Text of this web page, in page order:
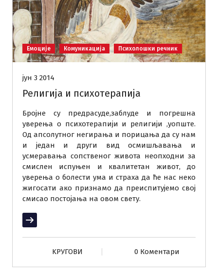
Емоције Комуникација Психолошки речник
јун 3 2014
Религија и психотерапија
Бројне су предрасуде,заблуде и погрешна
уверења о психотерапији и религији ,уопште.
Од апсолутног негирања и порицања да су нам
и један и други вид осмишљавања и
усмеравања сопственог живота неопходни за
смислен испуњен и квалитетан живот, до
уверења о болести ума и страха да ће нас неко
жигосати ако признамо да преиспитујемо свој
смисао постојања на овом свету.
Прочитај више
KРУГОВИ 0 Коментари